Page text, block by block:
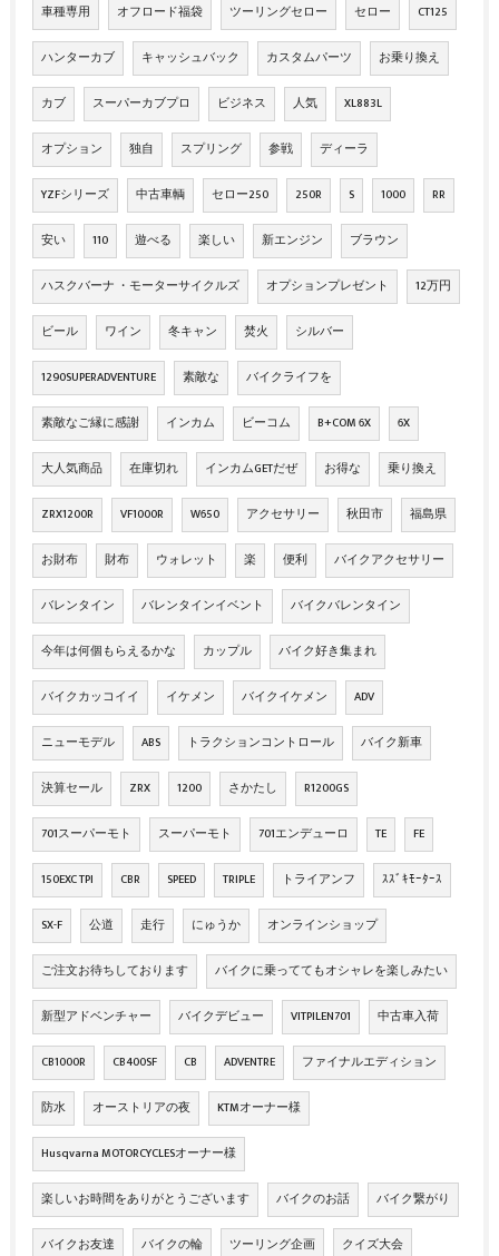
車種専用 オフロード福袋 ツーリングセロー セロー CT125
ハンターカブ キャッシュバック カスタムパーツ お乗り換え
カブ スーパーカブプロ ビジネス 人気 XL883L
オプション 独自 スプリング 参戦 ディーラ
YZFシリーズ 中古車輌 セロー250 250R S 1000 RR
安い 110 遊べる 楽しい 新エンジン ブラウン
ハスクバーナ ・モーターサイクルズ オプションプレゼント 12万円
ビール ワイン 冬キャン 焚火 シルバー
1290SUPERADVENTURE 素敵な バイクライフを
素敵なご縁に感謝 インカム ビーコム B+COM 6X 6X
大人気商品 在庫切れ インカムGETだぜ お得な 乗り換え
ZRX1200R VF1000R W650 アクセサリー 秋田市 福島県
お財布 財布 ウォレット 楽 便利 バイクアクセサリー
バレンタイン バレンタインイベント バイクバレンタイン
今年は何個もらえるかな カップル バイク好き集まれ
バイクカッコイイ イケメン バイクイケメン ADV
ニューモデル ABS トラクションコントロール バイク新車
決算セール ZRX 1200 さかたし R1200GS
701スーパーモト スーパーモト 701エンデューロ TE FE
150EXC TPI CBR SPEED TRIPLE トライアンフ ｽｽﾞｷﾓｰﾀｰｽ
SX-F 公道 走行 にゅうか オンラインショップ
ご注文お待ちしております バイクに乗っててもオシャレを楽しみたい
新型アドベンチャー バイクデビュー VITPILEN701 中古車入荷
CB1000R CB400SF CB ADVENTRE ファイナルエディション
防水 オーストリアの夜 KTMオーナー様
Husqvarna MOTORCYCLESオーナー様
楽しいお時間をありがとうございます バイクのお話 バイク繋がり
バイクお友達 バイクの輪 ツーリング企画 クイズ大会